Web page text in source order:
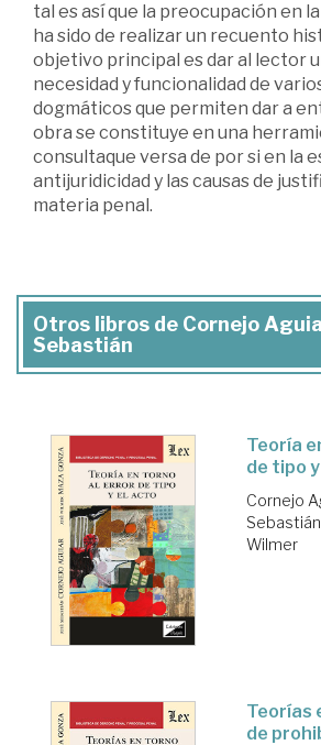
tal es así que la preocupación en
ha sido de realizar un recuento
objetivo principal es dar al lector
necesidad y funcionalidad de
dogmáticos que permiten dar a
obra se constituye en una
consultaque versa de por si en la
antijuridicidad y las causas de
materia penal.
Otros libros de Cornejo
Sebastián
Teoría
de tipo
Cornejo
Sebastián
Wilmer
Teorías
de